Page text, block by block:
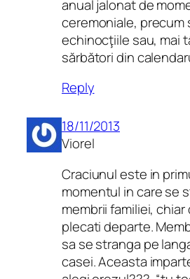
anual jalonat de
ceremoniale, precum
echinocţiile sau, mai
sărbători din
Reply
18/11/2013
Viorel
Craciunul este in
momentul in care se
membrii familiei,
plecati departe.
sa se stranga pe
casei. Aceasta